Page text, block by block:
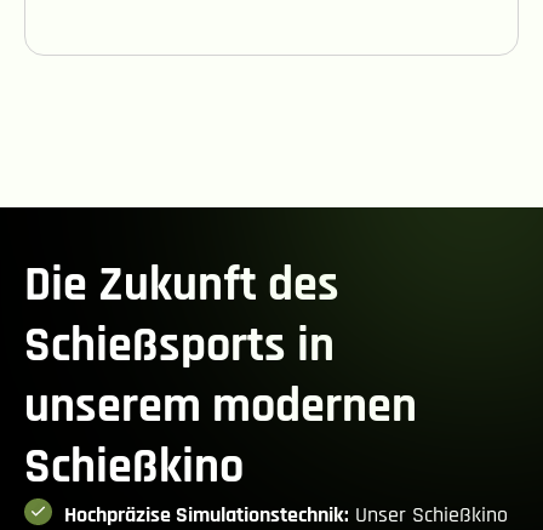
Die Zukunft des
Schießsports in
unserem modernen
Schießkino
Hochpräzise Simulationstechnik: Unser Schießkino